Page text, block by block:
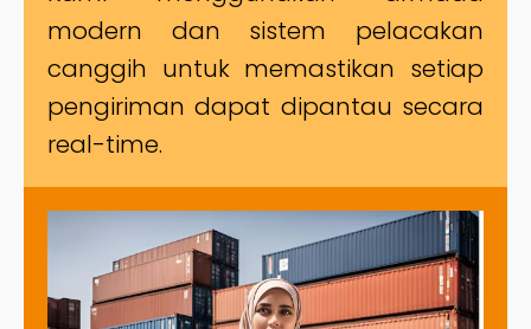
modern dan sistem pelacakan
canggih untuk memastikan setiap
pengiriman dapat dipantau secara
real-time.